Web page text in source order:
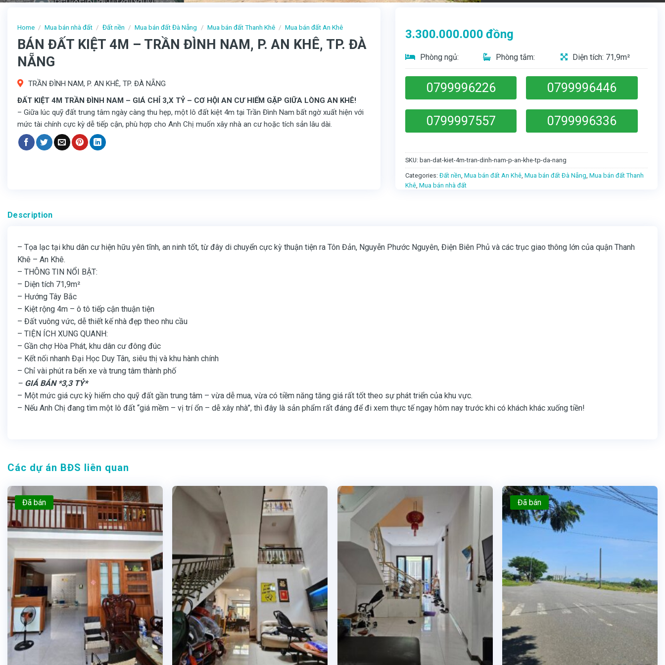
Home / Mua bán nhà đất / Đất nền / Mua bán đất Đà Nẵng / Mua bán đất Thanh Khê / Mua bán đất An Khê
BÁN ĐẤT KIỆT 4M – TRẦN ĐÌNH NAM, P. AN KHÊ, TP. ĐÀ
NẴNG
TRẦN ĐÌNH NAM, P. AN KHÊ, TP. ĐÀ NẴNG
ĐẤT KIỆT 4M TRẦN ĐÌNH NAM – GIÁ CHỈ 3,X TỶ – CƠ HỘI AN CƯ HIẾM GẶP GIỮA LÒNG AN KHÊ!
– Giữa lúc quỹ đất trung tâm ngày càng thu hẹp, một lô đất kiệt 4m tại Trần Đình Nam bất ngờ xuất hiện với
mức tài chính cực kỳ dễ tiếp cận, phù hợp cho Anh Chị muốn xây nhà an cư hoặc tích sản lâu dài.
3.300.000.000 đồng
Phòng ngủ: Phòng tắm: Diện tích: 71,9m²
0799996226 0799996446
0799997557 0799996336
SKU: ban-dat-kiet-4m-tran-dinh-nam-p-an-khe-tp-da-nang
Categories: Đất nền, Mua bán đất An Khê, Mua bán đất Đà Nẵng, Mua bán đất Thanh
Khê, Mua bán nhà đất
Description
– Tọa lạc tại khu dân cư hiện hữu yên tĩnh, an ninh tốt, từ đây di chuyển cực kỳ thuận tiện ra Tôn Đản, Nguyễn Phước Nguyên, Điện Biên Phủ và các trục giao thông lớn của quận Thanh
Khê – An Khê.
– THÔNG TIN NỔI BẬT:
– Diện tích 71,9m²
– Hướng Tây Bắc
– Kiệt rộng 4m – ô tô tiếp cận thuận tiện
– Đất vuông vức, dễ thiết kế nhà đẹp theo nhu cầu
– TIỆN ÍCH XUNG QUANH:
– Gần chợ Hòa Phát, khu dân cư đông đúc
– Kết nối nhanh Đại Học Duy Tân, siêu thị và khu hành chính
– Chỉ vài phút ra bến xe và trung tâm thành phố
– GIÁ BÁN *3,3 TỶ*
– Một mức giá cực kỳ hiếm cho quỹ đất gần trung tâm – vừa dễ mua, vừa có tiềm năng tăng giá rất tốt theo sự phát triển của khu vực.
– Nếu Anh Chị đang tìm một lô đất “giá mềm – vị trí ổn – dễ xây nhà”, thì đây là sản phẩm rất đáng để đi xem thực tế ngay hôm nay trước khi có khách khác xuống tiền!
Các dự án BĐS liên quan
Đã bán Đã bán